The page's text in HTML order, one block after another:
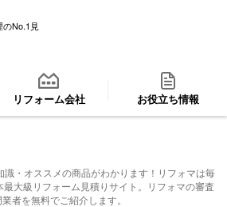
のNo.1見
リフォーム会社 お役立ち情報
識・オススメの商品がわかります！リフォマは毎
大級リフォーム見積りサイト。リフォマの審査
者を無料でご紹介します。